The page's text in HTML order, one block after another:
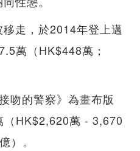
走，於2014年登上邁
萬（HK$448萬；
吻的警察》為畫布版
HK$2,620萬 - 3,670
）。